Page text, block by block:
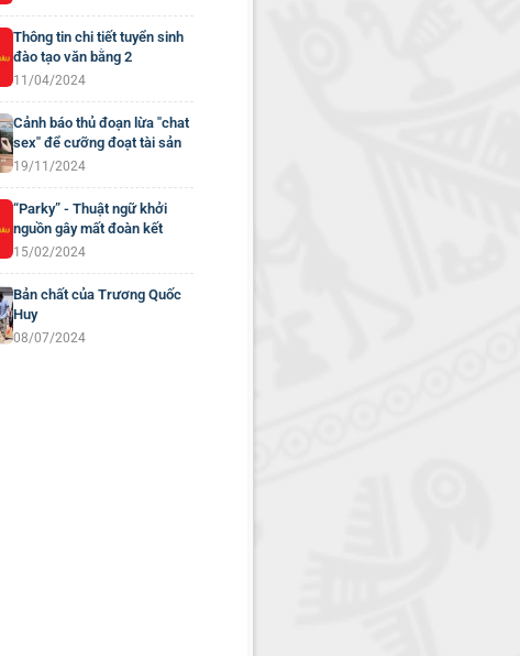
Thông tin chi tiết tuyển sinh
đào tạo văn bằng 2
11/04/2024
Cảnh báo thủ đoạn lừa "chat
sex" để cưỡng đoạt tài sản
19/11/2024
“Parky” - Thuật ngữ khởi
nguồn gây mất đoàn kết
15/02/2024
Bản chất của Trương Quốc
Huy
08/07/2024